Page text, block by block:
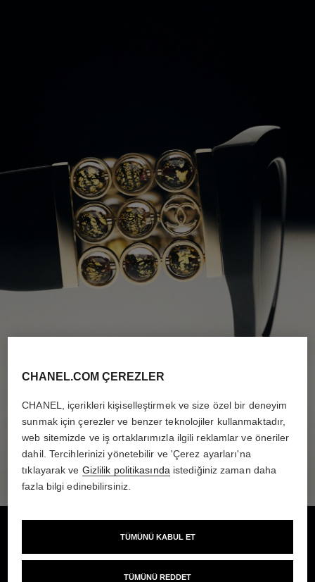
sepete ekle
CHANEL.COM ÇEREZLER
CHANEL, içerikleri kişiselleştirmek ve size özel bir deneyim
sunmak için çerezler ve benzer teknolojiler kullanmaktadır,
web sitemizde ve iş ortaklarımızla ilgili reklamlar ve öneriler
dahil. Tercihlerinizi yönetebilir ve 'Çerez ayarları'na
tıklayarak ve Gizlilik politikasında istediğiniz zaman daha
fazla bilgi edinebilirsiniz.
TÜMÜNÜ REDDET
TÜMÜNÜ KABUL ET